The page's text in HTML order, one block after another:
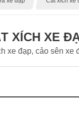
XÍCH XE
xe đạp, cảo sên xe